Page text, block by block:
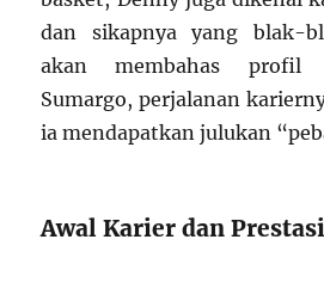
dan sikapnya yang blak-
akan membahas profil
Sumargo, perjalanan
ia mendapatkan julukan
Awal Karier dan Prestasi